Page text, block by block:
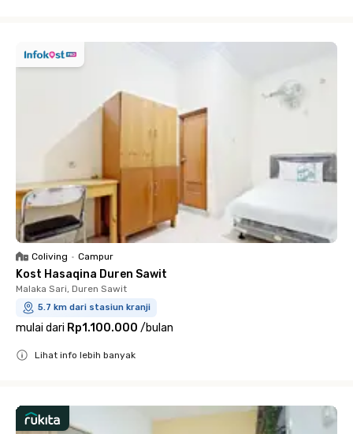
Coliving • Campur
Kost Hasaqina Duren Sawit
Malaka Sari, Duren Sawit
5.7 km dari stasiun kranji
mulai dari Rp1.100.000 /bulan
Lihat info lebih banyak